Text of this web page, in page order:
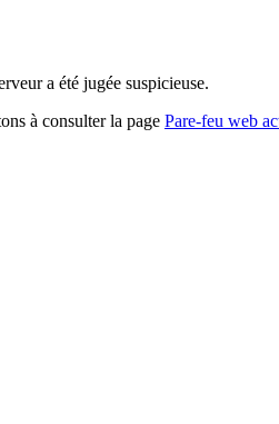
a été jugée suspicieuse.
à consulter la page Pare-feu web